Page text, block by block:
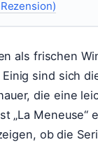
als frischen
sind sich
die eine
„La Meneuse“
ob die